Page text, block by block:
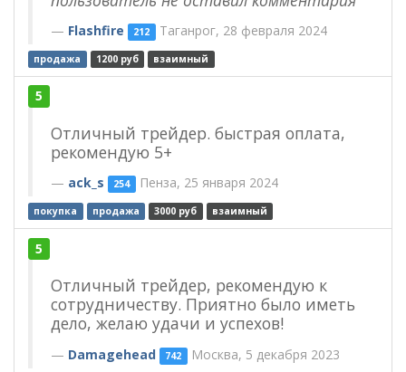
Flashfire 212 Таганрог, 28 февраля 2024
продажа 1200 руб взаимный
5
Отличный трейдер. быстрая оплата,
рекомендую 5+
ack_s 254 Пенза, 25 января 2024
покупка продажа 3000 руб взаимный
5
Отличный трейдер, рекомендую к
сотрудничеству. Приятно было иметь
дело, желаю удачи и успехов!
Damagehead 742 Москва, 5 декабря 2023